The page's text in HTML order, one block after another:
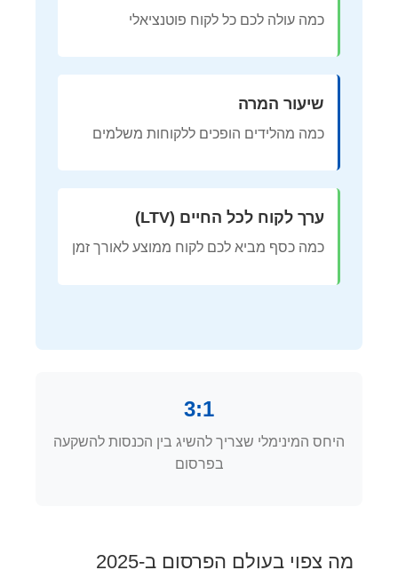
כמה עולה לכם כל לקוח פוטנציאלי
שיעור המרה
כמה מהלידים הופכים ללקוחות משלמים
ערך לקוח לכל החיים (LTV)
כמה כסף מביא לכם לקוח ממוצע לאורך זמן
3:1
היחס המינימלי שצריך להשיג בין הכנסות להשקעה
בפרסום
מה צפוי בעולם הפרסום ב-2025